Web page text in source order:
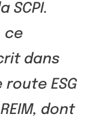
SCPI.
ce
dans
ESG
dont